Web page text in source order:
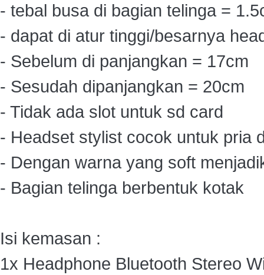
- tebal busa di bagian telinga =
- dapat di atur tinggi/besarnya
- Sebelum di panjangkan = 17cm
- Sesudah dipanjangkan = 20cm
- Tidak ada slot untuk sd card
- Headset stylist cocok untuk pria
- Dengan warna yang soft
- Bagian telinga berbentuk kotak
Isi kemasan :
1x Headphone Bluetooth Stereo